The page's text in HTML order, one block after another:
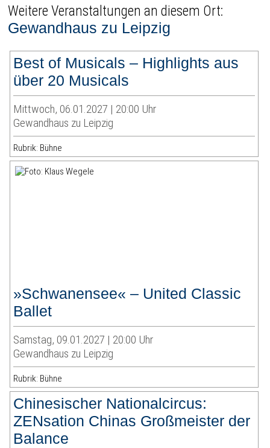
Weitere Veranstaltungen an diesem Ort:
Gewandhaus zu Leipzig
Best of Musicals – Highlights aus
über 20 Musicals
Mittwoch, 06.01.2027 | 20:00 Uhr
Gewandhaus zu Leipzig
Rubrik: Bühne
»Schwanensee« – United Classic
Ballet
Samstag, 09.01.2027 | 20:00 Uhr
Gewandhaus zu Leipzig
Rubrik: Bühne
Chinesischer Nationalcircus:
ZENsation Chinas Großmeister der
Balance